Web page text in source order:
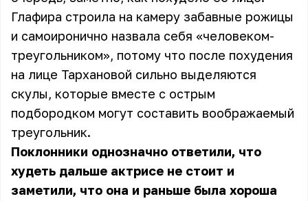
Глафира строила на камеру забавные рожицы
и самоиронично назвала себя «человеком-
треугольником», потому что после похудения
на лице Тархановой сильно выделяются
скулы, которые вместе с острым
подбородком могут составить воображаемый
треугольник.
Поклонники однозначно ответили, что
худеть дальше актрисе не стоит и
заметили, что она и раньше была хороша